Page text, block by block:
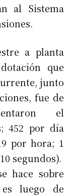
al Sistema
a planta
que
junto
fue de
el
452 por día
por hora; 1
segundos).
hace sobre
luego de